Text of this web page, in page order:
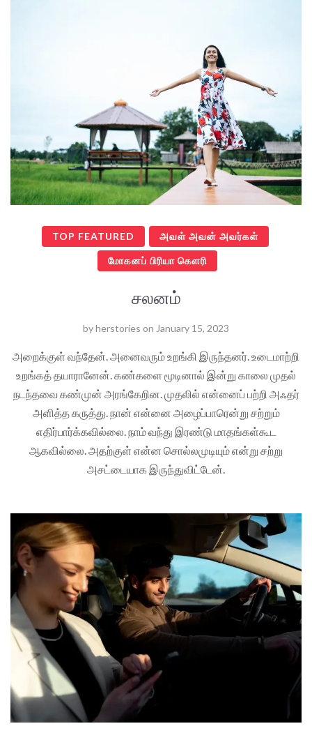
TOP FEATURED அவள் அவன் அவர்கள்
மோகனப் பிரியா கௌரி
சலனம்
byherstories on January 15, 2023
அறைக்குள் வந்தேன். அனைவரும் உறங்கி இருந்தனர். உடைமாற்றி
உறங்கத் தயாரானேன். கண்களை மூடினால் இன்று காலை முதல்
நடந்தவை கண்முன் அரங்கேறின. முதலில் என்னைப் பற்றி அஃதர்
அளித்த கருத்து. நான் என்னை அழைப்பாரென்று சற்றும்
எதிர்பார்க்கவில்லை. நாம் வந்து இரண்டு மாதங்கள்கூட
ஆகவில்லை. அதற்குள் என்ன சொல்லமுடியும் என்று சற்று
அசட்டையாக இருந்துவிட்டேன்.